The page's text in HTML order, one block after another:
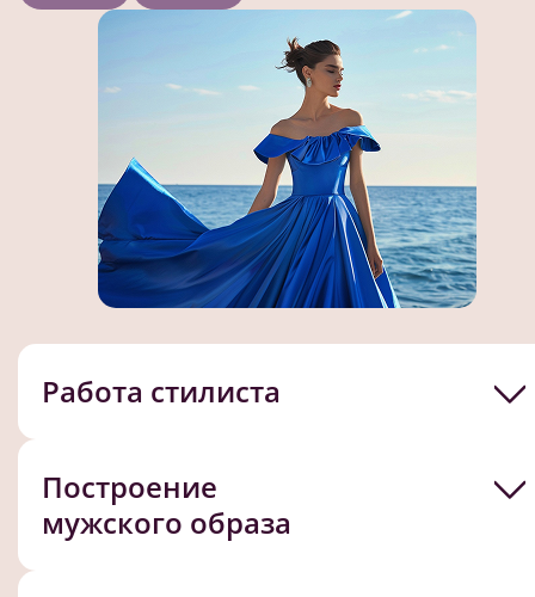
Работа стилиста
Построение
мужского образа